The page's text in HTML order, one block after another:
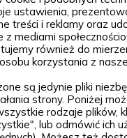
krajobrazowe. Za
którzy z dużą
odmianę dostępną w
znajdziesz
gatunki, jak i
krzewy ozdobne,
ogrodu. Każda
565 Brudzice
ustawienia,
treści i reklamy oraz
z mediami
również do
korzystania z
są jedynie pliki
strony. Poniżej
rodzaje plików,
lub odmówić ich